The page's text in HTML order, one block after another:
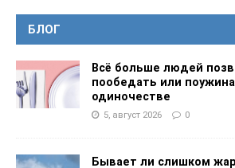
БЛОГ
Всё больше людей
пообедать или
одиночестве
5, август 2026 0
Бывает ли слишком